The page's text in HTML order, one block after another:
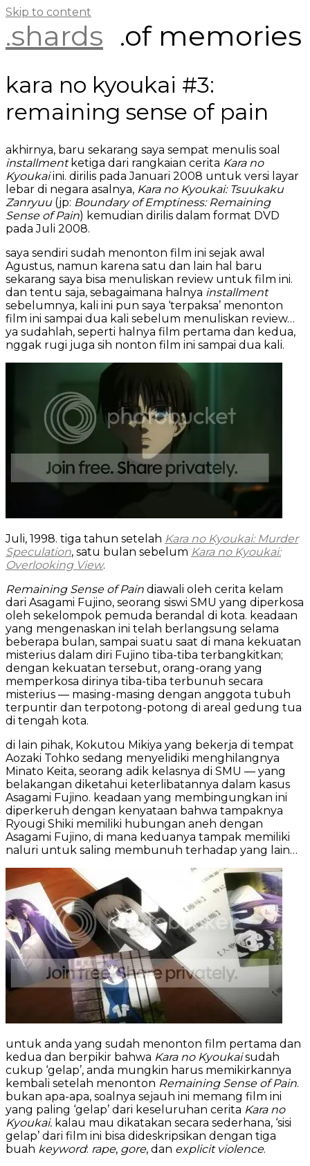
Skip to content
.shards .of memories
kara no kyoukai #3:
remaining sense of pain
akhirnya, baru sekarang saya sempat menulis soal
installmentketiga dari rangkaian cerita Kara no
Kyoukaiini. dirilis pada Januari 2008 untuk versi layar
lebar di negara asalnya, Kara no Kyoukai: Tsuukaku
Zanryuu (jp: Boundary of Emptiness: Remaining
Sense of Pain) kemudian dirilis dalam format DVD
pada Juli 2008.
saya sendiri sudah menonton film ini sejak awal
Agustus, namun karena satu dan lain hal baru
sekarang saya bisa menuliskan review untuk film ini.
dan tentu saja, sebagaimana halnya installment
sebelumnya, kali ini pun saya ‘terpaksa’ menonton
film ini sampai dua kali sebelum menuliskan review…
ya sudahlah, seperti halnya film pertama dan kedua,
nggak rugi juga sih nonton film ini sampai dua kali.
Juli, 1998. tiga tahun setelah Kara no Kyoukai: Murder
Speculation, satu bulan sebelum Kara no Kyoukai:
Overlooking View.
Remaining Sense of Pain diawali oleh cerita kelam
dari Asagami Fujino, seorang siswi SMU yang diperkosa
oleh sekelompok pemuda berandal di kota. keadaan
yang mengenaskan ini telah berlangsung selama
beberapa bulan, sampai suatu saat di mana kekuatan
misterius dalam diri Fujino tiba-tiba terbangkitkan;
dengan kekuatan tersebut, orang-orang yang
memperkosa dirinya tiba-tiba terbunuh secara
misterius — masing-masing dengan anggota tubuh
terpuntir dan terpotong-potong di areal gedung tua
di tengah kota.
di lain pihak, Kokutou Mikiya yang bekerja di tempat
Aozaki Tohko sedang menyelidiki menghilangnya
Minato Keita, seorang adik kelasnya di SMU — yang
belakangan diketahui keterlibatannya dalam kasus
Asagami Fujino. keadaan yang membingungkan ini
diperkeruh dengan kenyataan bahwa tampaknya
Ryougi Shiki memiliki hubungan aneh dengan
Asagami Fujino, di mana keduanya tampak memiliki
naluri untuk saling membunuh terhadap yang lain…
untuk anda yang sudah menonton film pertama dan
kedua dan berpikir bahwa Kara no Kyoukaisudah
cukup ‘gelap’, anda mungkin harus memikirkannya
kembali setelah menonton Remaining Sense of Pain.
bukan apa-apa, soalnya sejauh ini memang film ini
yang paling ‘gelap’ dari keseluruhan cerita Kara no
Kyoukai. kalau mau dikatakan secara sederhana, ‘sisi
gelap’ dari film ini bisa dideskripsikan dengan tiga
buah keyword: rape, gore, dan explicit violence.